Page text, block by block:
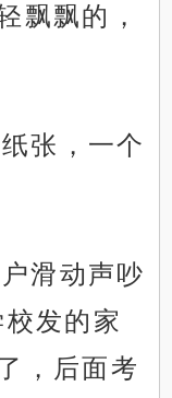
飘飘的，
张，一个
滑动声吵
发的家
，后面考